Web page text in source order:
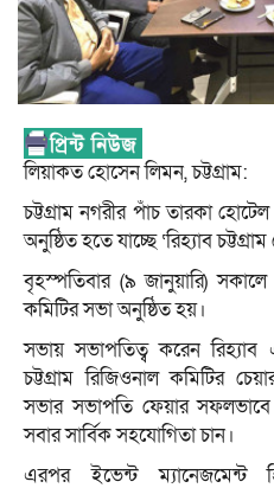
লিয়াকত হোসেন লিমন, চট্টগ্রাম:
চট্টগ্রাম নগরীর পাঁচ তারকা
অনুষ্ঠিত হতে যাচ্ছে ‘রিহ্যাব
বৃহস্পতিবার (৯ জানুয়ারি)
কমিটির সভা অনুষ্ঠিত হয়।
সভায় সভাপতিত্ব করেন রিহ্যাব
চট্টগ্রাম রিজিওনাল কমিটির
সভার সভাপতি ফেয়ার
সবার সার্বিক সহযোগিতা চান।
এরপর ইভেন্ট